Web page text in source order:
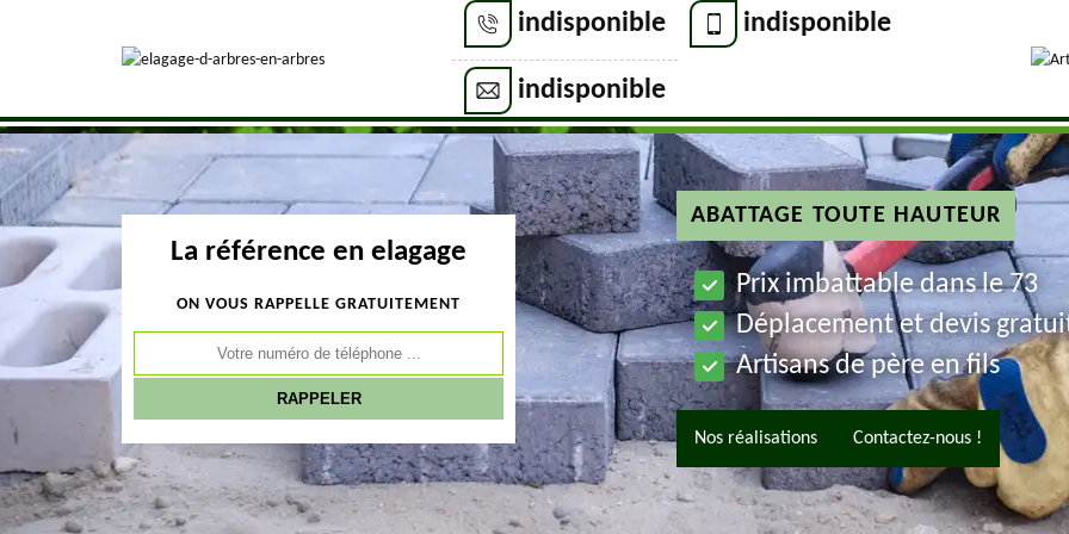
indisponible indisponible
indisponible
La référence en elagage
ON VOUS RAPPELLE GRATUITEMENT
ABATTAGE TOUTE HAUTEUR
Prix imbattable dans le 73
Déplacement et devis
Artisans de père en fils
Nos réalisations Contactez-nous !